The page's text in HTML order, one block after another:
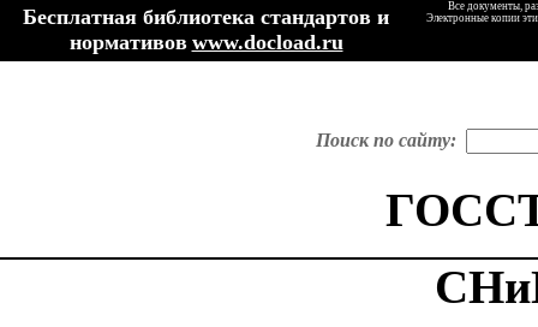
Бесплатная библиотека стандартов и
нормативов www.docload.ru
Все документы,
Электронные копии
Поиск по сайту: